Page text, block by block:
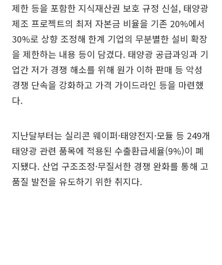
제한 등을 포함한 지식재산권 보호 규정 신설, 태양광
제조 프로젝트의 최저 자본금 비율을 기존 20%에서
30%로 상향 조정해 한계 기업의 무분별한 설비 확장
을 제한하는 내용 등이 담겼다. 태양광 공급과잉과 기
업간 저가 경쟁 해소를 위해 원가 이하 판매 등 악성
경쟁 단속을 강화하고 가격 가이드라인 등을 마련했
다.
지난달부터는 실리콘 웨이퍼·태양전지·모듈 등 249개
태양광 관련 품목에 적용된 수출환급세율(9%)이 폐
지됐다. 산업 구조조정·무질서한 경쟁 완화를 통해 고
품질 발전을 유도하기 위한 취지다.